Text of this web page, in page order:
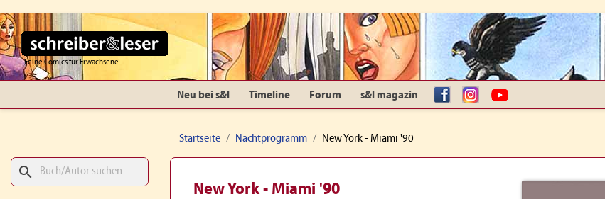
Feine Comics für Erwachsene
Neu bei s&l Timeline Forum s&l magazin facebookInstagramYouTube
Startseite Nachtprogramm New York - Miami '90
search
New York - Miami '90